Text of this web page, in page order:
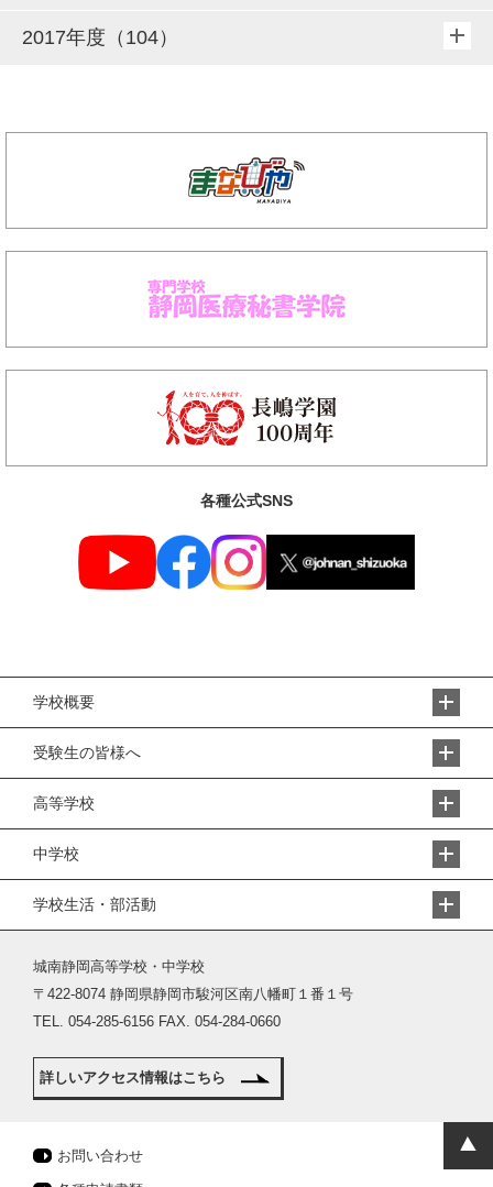
2017年度（104）
各種公式SNS
学校概要
受験生の皆様へ
高等学校
中学校
学校生活・部活動
城南静岡高等学校・中学校
〒422-8074 静岡県静岡市駿河区南八幡町１番１号
TEL. 054-285-6156 FAX. 054-284-0660
詳しいアクセス情報はこちら
お問い合わせ